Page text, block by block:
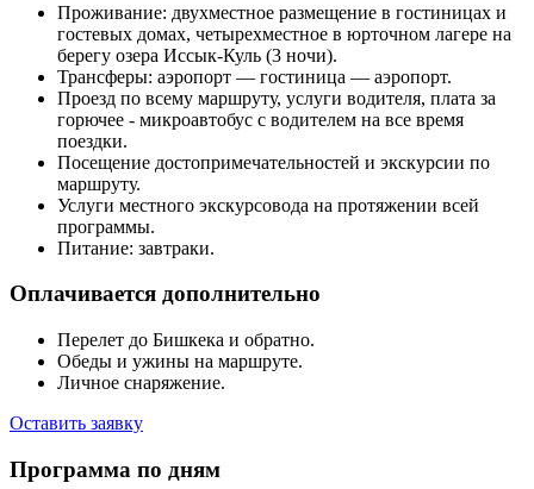
Проживание: двухместное размещение в гостиницах и
гостевых домах, четырехместное в юрточном лагере на
берегу озера Иссык-Куль (3 ночи).
Трансферы: аэропорт — гостиница — аэропорт.
Проезд по всему маршруту, услуги водителя, плата за
горючее - микроавтобус с водителем на все время
поездки.
Посещение достопримечательностей и экскурсии по
маршруту.
Услуги местного экскурсовода на протяжении всей
программы.
Питание: завтраки.
Оплачивается дополнительно
Перелет до Бишкека и обратно.
Обеды и ужины на маршруте.
Личное снаряжение.
Оставить заявку
Программа по дням